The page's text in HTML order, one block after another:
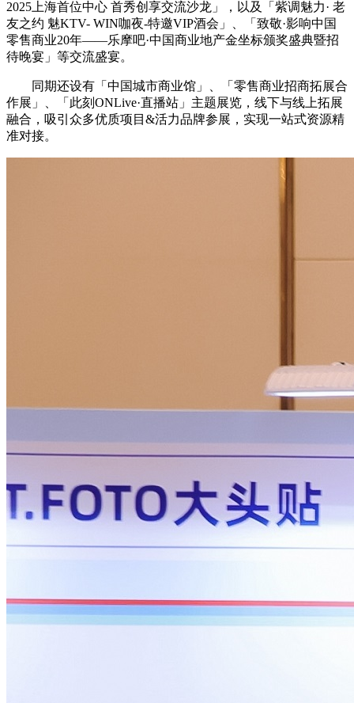
2025上海首位中心 首秀创享交流沙龙」，以及「紫调魅力· 老
友之约 魅KTV- WIN咖夜-特邀VIP酒会」、「致敬·影响中国
零售商业20年——乐摩吧·中国商业地产金坐标颁奖盛典暨招
待晚宴」等交流盛宴。
同期还设有「中国城市商业馆」、「零售商业招商拓展合
作展」、「此刻ONLive·直播站」主题展览，线下与线上拓展
融合，吸引众多优质项目&活力品牌参展，实现一站式资源精
准对接。